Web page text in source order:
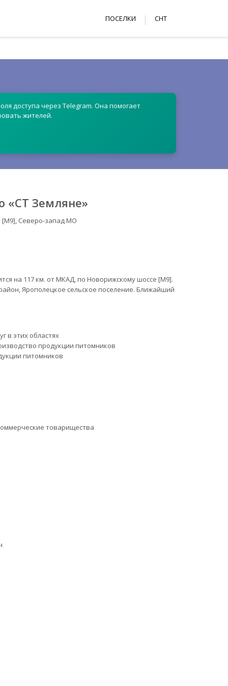
ПОСЕЛКИ СНТ
доступа через Telegram. Она помогает
жителей.
«СТ Земляне»
[М9], Северо-запад МО
на 117 км. от МКАД, по Новорижскому шоссе [М9].
Ярополецкое сельское поселение. Ближайший
в этих областях
продукции питомников
питомников
товарищества